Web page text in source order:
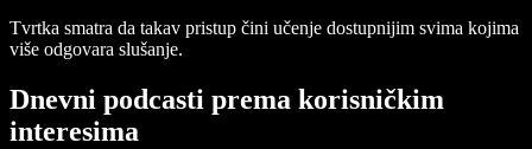
Tvrtka smatra da takav pristup čini učenje dostupnijim svima kojima
više odgovara slušanje.
Dnevni podcasti prema korisničkim
interesima